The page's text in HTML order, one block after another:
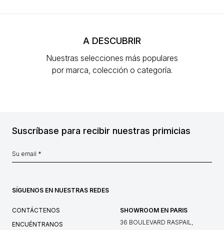
A DESCUBRIR
Nuestras selecciones más populares
por marca, colección o categoría.
Suscríbase para recibir nuestras primicias
SÍGUENOS EN NUESTRAS REDES
CONTÁCTENOS
ENCUÉNTRANOS
SHOWROOM EN PARIS
36 BOULEVARD RASPAIL,